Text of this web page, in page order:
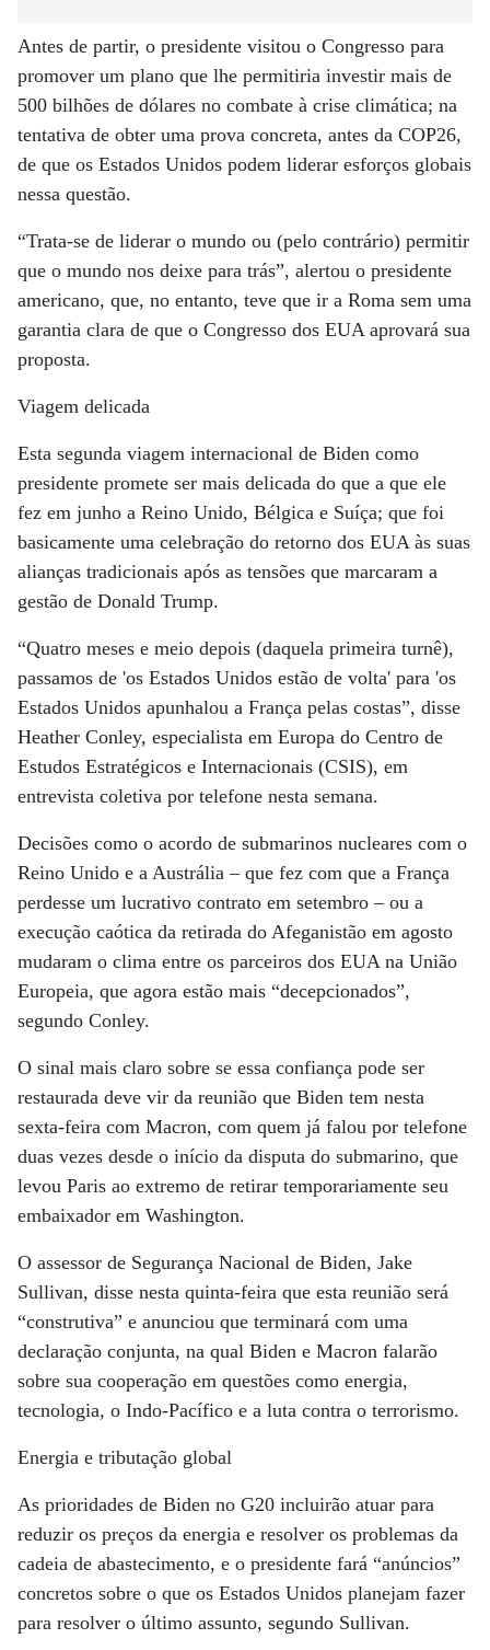
Antes de partir, o presidente visitou o Congresso para
promover um plano que lhe permitiria investir mais de
500 bilhões de dólares no combate à crise climática; na
tentativa de obter uma prova concreta, antes da COP26,
de que os Estados Unidos podem liderar esforços globais
nessa questão.
“Trata-se de liderar o mundo ou (pelo contrário) permitir
que o mundo nos deixe para trás”, alertou o presidente
americano, que, no entanto, teve que ir a Roma sem uma
garantia clara de que o Congresso dos EUA aprovará sua
proposta.
Viagem delicada
Esta segunda viagem internacional de Biden como
presidente promete ser mais delicada do que a que ele
fez em junho a Reino Unido, Bélgica e Suíça; que foi
basicamente uma celebração do retorno dos EUA às suas
alianças tradicionais após as tensões que marcaram a
gestão de Donald Trump.
“Quatro meses e meio depois (daquela primeira turnê),
passamos de 'os Estados Unidos estão de volta' para 'os
Estados Unidos apunhalou a França pelas costas”, disse
Heather Conley, especialista em Europa do Centro de
Estudos Estratégicos e Internacionais (CSIS), em
entrevista coletiva por telefone nesta semana.
Decisões como o acordo de submarinos nucleares com o
Reino Unido e a Austrália – que fez com que a França
perdesse um lucrativo contrato em setembro – ou a
execução caótica da retirada do Afeganistão em agosto
mudaram o clima entre os parceiros dos EUA na União
Europeia, que agora estão mais “decepcionados”,
segundo Conley.
O sinal mais claro sobre se essa confiança pode ser
restaurada deve vir da reunião que Biden tem nesta
sexta-feira com Macron, com quem já falou por telefone
duas vezes desde o início da disputa do submarino, que
levou Paris ao extremo de retirar temporariamente seu
embaixador em Washington.
O assessor de Segurança Nacional de Biden, Jake
Sullivan, disse nesta quinta-feira que esta reunião será
“construtiva” e anunciou que terminará com uma
declaração conjunta, na qual Biden e Macron falarão
sobre sua cooperação em questões como energia,
tecnologia, o Indo-Pacífico e a luta contra o terrorismo.
Energia e tributação global
As prioridades de Biden no G20 incluirão atuar para
reduzir os preços da energia e resolver os problemas da
cadeia de abastecimento, e o presidente fará “anúncios”
concretos sobre o que os Estados Unidos planejam fazer
para resolver o último assunto, segundo Sullivan.